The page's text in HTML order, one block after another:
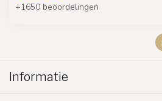
+1650 beoordelingen
Informatie